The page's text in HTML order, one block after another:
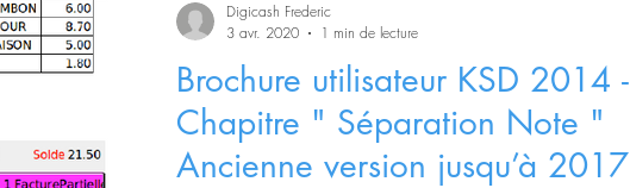
Brochure utilisateur KSD 2014 -
Chapitre " Séparation Note "
Ancienne version jusqu’à 2017
Digicash Frederic
3 avr. 2020
1 min de lecture